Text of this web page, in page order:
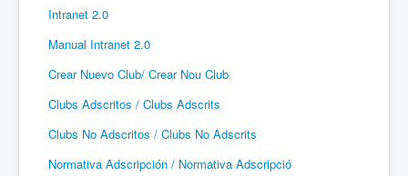
Intranet 2.0
Manual Intranet 2.0
Crear Nuevo Club/ Crear Nou Club
Clubs Adscritos / Clubs Adscrits
Clubs No Adscritos / Clubs No Adscrits
Normativa Adscripción / Normativa Adscripció